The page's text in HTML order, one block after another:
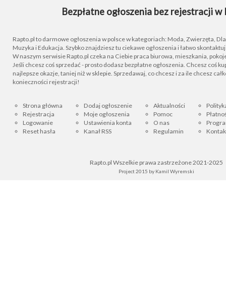
Bezpłatne ogłoszenia bez rejestracji w
Rapto.pl to darmowe ogłoszenia w polsce w kategoriach: Moda, Zwierzęta, Dla
Muzyka i Edukacja. Szybko znajdziesz tu ciekawe ogłoszenia i łatwo
W naszym serwisie Rapto.pl czeka na Ciebie praca biurowa, mieszkania,
Jeśli chcesz coś sprzedać - prosto dodasz bezpłatne ogłoszenia. Chcesz coś
najlepsze okazje, taniej niż w sklepie. Sprzedawaj, co chcesz i za ile chcesz
konieczności rejestracji!
Strona główna
Rejestracja
Logowanie
Reset hasła
Dodaj ogłoszenie
Moje ogłoszenia
Ustawienia konta
Kanał RSS
Aktualności
Pomoc
O nas
Regulamin
Rapto.pl Wszelkie prawa zastrzeżone 2021-2025
Project 2015 by Kamil Wyremski